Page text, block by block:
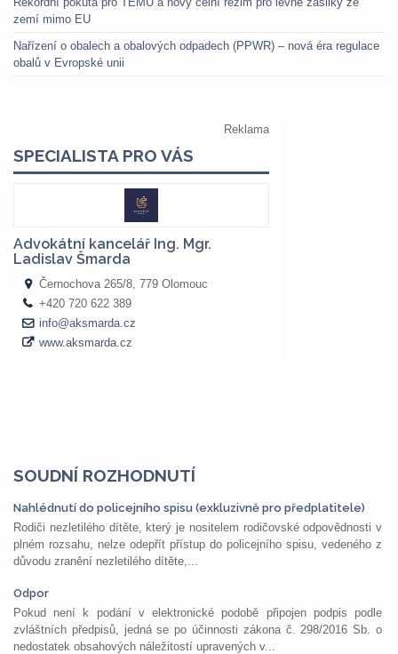
zemí mimo EU
Nařízení o obalech a obalových odpadech (PPWR) – nová éra regulace
obalů v Evropské unii
SOUDNÍ ROZHODNUTÍ
Nahlédnutí do policejního spisu (exkluzivně pro předplatitele)
Rodiči nezletilého dítěte, který je nositelem rodičovské odpovědnosti v
plném rozsahu, nelze odepřít přístup do policejního spisu, vedeného z
důvodu zranění nezletilého dítěte,...
Odpor
Pokud není k podání v elektronické podobě připojen podpis podle
zvláštních předpisů, jedná se po účinnosti zákona č. 298/2016 Sb. o
nedostatek obsahových náležitostí upravených v...